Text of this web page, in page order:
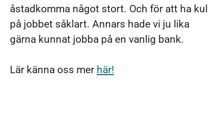
åstadkomma något stort. Och för att ha kul
på jobbet såklart. Annars hade vi ju lika
gärna kunnat jobba på en vanlig bank.
Lär känna oss mer här!